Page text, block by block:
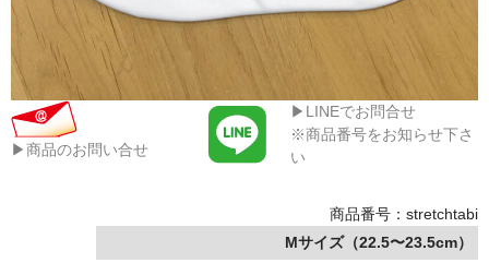
▶商品のお問い合せ
▶LINEでお問合せ
※商品番号をお知らせ下さ
い
商品番号：stretchtabi
Mサイズ（22.5〜23.5cm）